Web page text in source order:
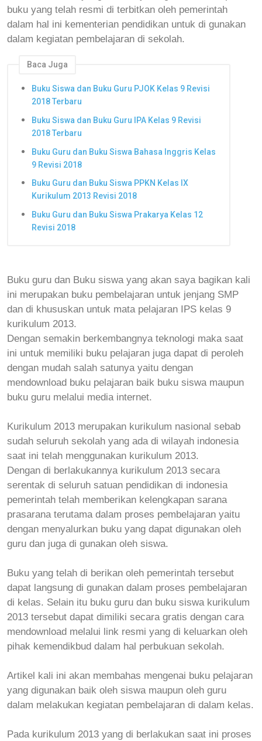
buku yang telah resmi di terbitkan oleh pemerintah
dalam hal ini kementerian pendidikan untuk di gunakan
dalam kegiatan pembelajaran di sekolah.
Baca Juga
Buku Siswa dan Buku Guru PJOK Kelas 9 Revisi
2018 Terbaru
Buku Siswa dan Buku Guru IPA Kelas 9 Revisi
2018 Terbaru
Buku Guru dan Buku Siswa Bahasa Inggris Kelas
9 Revisi 2018
Buku Guru dan Buku Siswa PPKN Kelas IX
Kurikulum 2013 Revisi 2018
Buku Guru dan Buku Siswa Prakarya Kelas 12
Revisi 2018
Buku guru dan Buku siswa yang akan saya bagikan kali
ini merupakan buku pembelajaran untuk jenjang SMP
dan di khususkan untuk mata pelajaran IPS kelas 9
kurikulum 2013.
Dengan semakin berkembangnya teknologi maka saat
ini untuk memiliki buku pelajaran juga dapat di peroleh
dengan mudah salah satunya yaitu dengan
mendownload buku pelajaran baik buku siswa maupun
buku guru melalui media internet.
Kurikulum 2013 merupakan kurikulum nasional sebab
sudah seluruh sekolah yang ada di wilayah indonesia
saat ini telah menggunakan kurikulum 2013.
Dengan di berlakukannya kurikulum 2013 secara
serentak di seluruh satuan pendidikan di indonesia
pemerintah telah memberikan kelengkapan sarana
prasarana terutama dalam proses pembelajaran yaitu
dengan menyalurkan buku yang dapat digunakan oleh
guru dan juga di gunakan oleh siswa.
Buku yang telah di berikan oleh pemerintah tersebut
dapat langsung di gunakan dalam proses pembelajaran
di kelas. Selain itu buku guru dan buku siswa kurikulum
2013 tersebut dapat dimiliki secara gratis dengan cara
mendownload melalui link resmi yang di keluarkan oleh
pihak kemendikbud dalam hal perbukuan sekolah.
Artikel kali ini akan membahas mengenai buku pelajaran
yang digunakan baik oleh siswa maupun oleh guru
dalam melakukan kegiatan pembelajaran di dalam kelas.
Pada kurikulum 2013 yang di berlakukan saat ini proses